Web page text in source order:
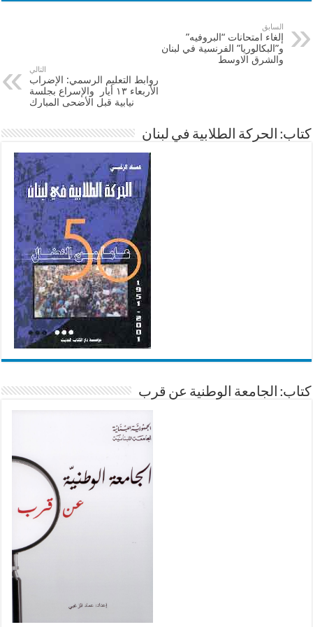
السابق
إلغاء امتحانات “البروفيه”
و”البكالوريا” الفرنسية في لبنان
والشرق الاوسط
التالي
روابط التعليم الرسمي: الإضراب
الأربعاء ١٣ أيار والإسراع بجلسة
نيابية قبل الأضحى المبارك
كتاب: الحركة الطلابية في لبنان
كتاب: الجامعة الوطنية عن قرب